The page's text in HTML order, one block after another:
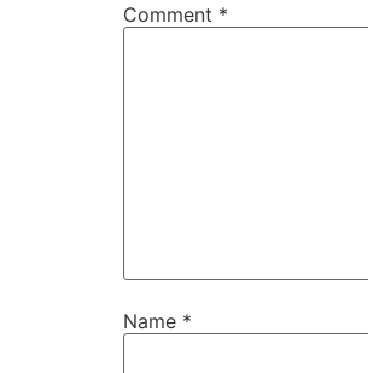
Comment *
Name *